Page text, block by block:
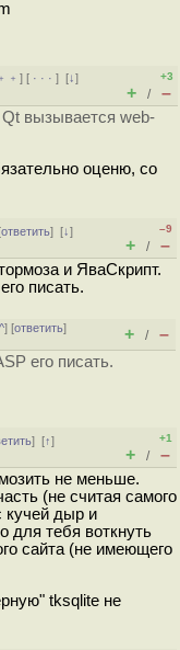
] [ · · ·][↓]
+3
+ / –
вызывается web-
оценю, со
ответить][↓]
–9
+ / –
и ЯваСкрипт.
писать.
] [ответить]
+ / –
его писать.
][↑]
+1
+ / –
не меньше.
(не считая самого
кучей дыр и
для тебя воткнуть
сайта (не имеющего
tksqlite не